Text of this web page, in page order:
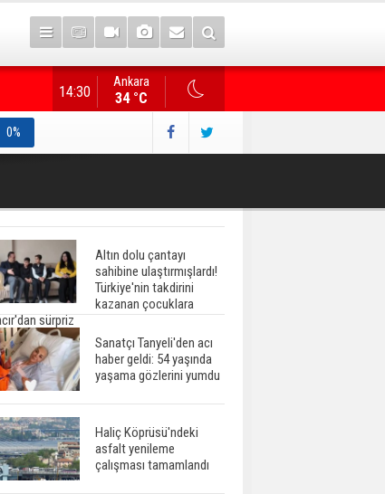
Gazete manşetlerinde yeni gün...
Ankara
34 °C
14:30
0%
Altın dolu çantayı
sahibine ulaştırmışlardı!
Türkiye'nin takdirini
kazanan çocuklara
sürpriz
Sanatçı Tanyeli'den acı
haber geldi: 54 yaşında
yaşama gözlerini yumdu
Haliç Köprüsü'ndeki
asfalt yenileme
çalışması tamamlandı